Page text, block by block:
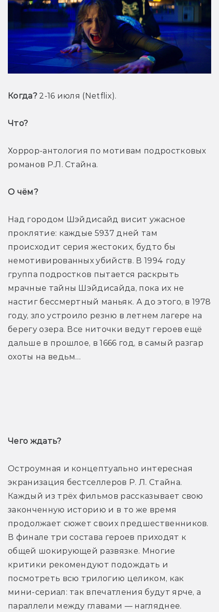
Когда? 2-16 июля (Netflix).
Что?
Хоррор-антология по мотивам подростковых
романов Р.Л. Стайна.
О чём?
Над городом Шэйдисайд висит ужасное
проклятие: каждые 5937 дней там
происходит серия жестоких, будто бы
немотивированных убийств. В 1994 году
группа подростков пытается раскрыть
мрачные тайны Шэйдисайда, пока их не
настиг бессмертный маньяк. А до этого, в 1978
году, зло устроило резню в летнем лагере на
берегу озера. Все ниточки ведут героев ещё
дальше в прошлое, в 1666 год, в самый разгар
охоты на ведьм…
Чего ждать?
Остроумная и концептуально интересная
экранизация бестселлеров Р. Л. Стайна.
Каждый из трёх фильмов рассказывает свою
законченную историю и в то же время
продолжает сюжет своих предшественников.
В финале три состава героев приходят к
общей шокирующей развязке. Многие
критики рекомендуют подождать и
посмотреть всю трилогию целиком, как
мини-сериал: так впечатления будут ярче, а
параллели между главами — нагляднее.